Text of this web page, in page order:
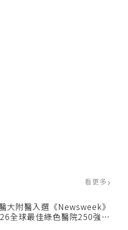
看更多
大附醫入選《Newsweek》
全球最佳綠色醫院250強